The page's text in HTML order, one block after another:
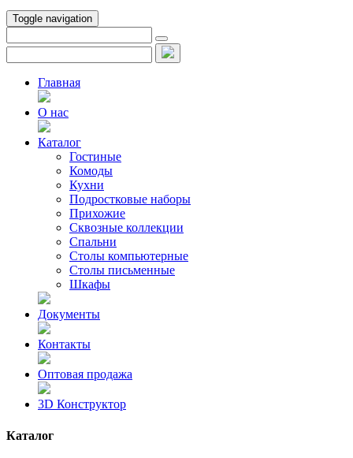
Toggle navigation
Главная
О нас
Каталог
Гостиные
Комоды
Кухни
Подростковые наборы
Прихожие
Сквозные коллекции
Спальни
Столы компьютерные
Столы письменные
Шкафы
Документы
Контакты
Оптовая продажа
3D Конструктор
Каталог